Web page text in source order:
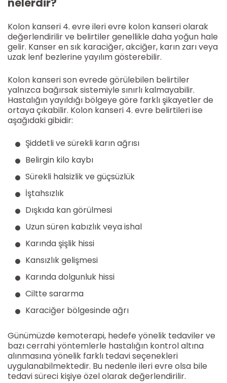
Kolon kanseri 4. evre ileri evre kolon kanseri olarak
değerlendirilir ve belirtiler genellikle daha yoğun hale
gelir. Kanser en sık karaciğer, akciğer, karın zarı veya
uzak lenf bezlerine yayılım gösterebilir.
Kolon kanseri son evrede görülebilen belirtiler
yalnızca bağırsak sistemiyle sınırlı kalmayabilir.
Hastalığın yayıldığı bölgeye göre farklı şikayetler de
ortaya çıkabilir. Kolon kanseri 4. evre belirtileri ise
aşağıdaki gibidir:
Şiddetli ve sürekli karın ağrısı
Belirgin kilo kaybı
Sürekli halsizlik ve güçsüzlük
İştahsızlık
Dışkıda kan görülmesi
Uzun süren kabızlık veya ishal
Karında şişlik hissi
Kansızlık gelişmesi
Karında dolgunluk hissi
Ciltte sararma
Karaciğer bölgesinde ağrı
Günümüzde kemoterapi, hedefe yönelik tedaviler ve
bazı cerrahi yöntemlerle hastalığın kontrol altına
alınmasına yönelik farklı tedavi seçenekleri
uygulanabilmektedir. Bu nedenle ileri evre olsa bile
tedavi süreci kişiye özel olarak değerlendirilir.